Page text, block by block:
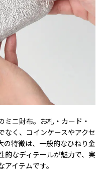
ニ財布。お札・カード・
なく、コインケースやアクセ
の特徴は、一般的なひねり金
的なディテールが魅力で、実
イテムです。